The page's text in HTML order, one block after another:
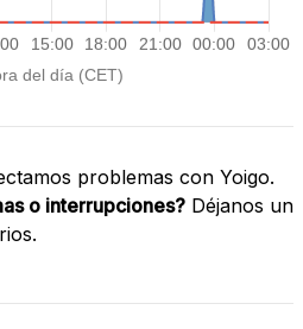
problemas con Yoigo.
o interrupciones? Déjanos un